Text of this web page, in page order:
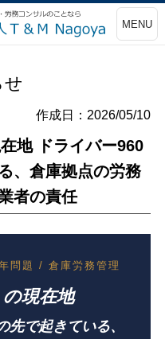
MENU
せ
作成日：2026/05/10
地 ドライバー960
、倉庫拠点の労務
者の責任
問題 / 倉庫労務管理
現在地
先で起きている、